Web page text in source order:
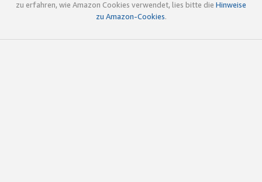
zu erfahren, wie Amazon Cookies verwendet, lies bitte die Hinweise
zu Amazon-Cookies.